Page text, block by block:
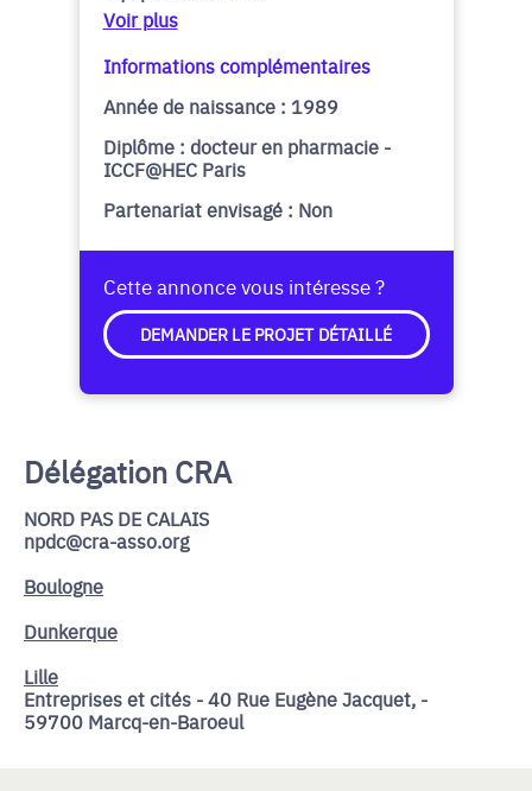
Voir plus
Informations complémentaires
Année de naissance : 1989
Diplôme : docteur en pharmacie -
ICCF@HEC Paris
Partenariat envisagé : Non
Cette annonce vous intéresse ?
DEMANDER LE PROJET DÉTAILLÉ
Délégation CRA
NORD PAS DE CALAIS
npdc@cra-asso.org
Boulogne
Dunkerque
Lille
Entreprises et cités - 40 Rue Eugène Jacquet, -
59700 Marcq-en-Baroeul